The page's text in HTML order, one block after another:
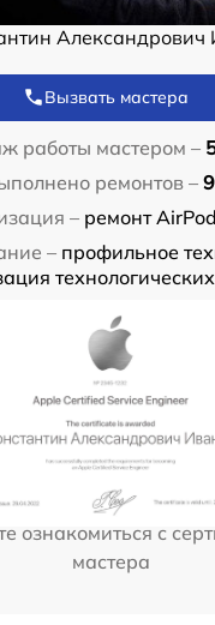
Александрович
Вызвать мастера
работы мастером –
ремонтов –
– ремонт
– профильное
ознакомиться с
мастера